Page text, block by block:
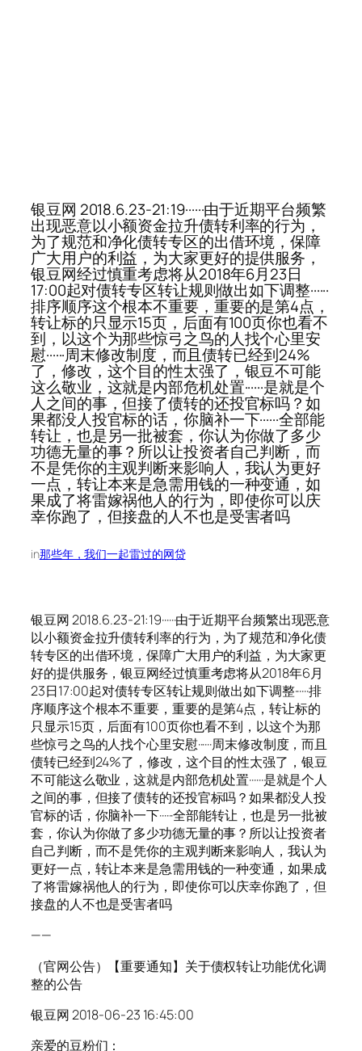
银豆网 2018.6.23-21:19······由于近期平台频繁
出现恶意以小额资金拉升债转利率的行为，
为了规范和净化债转专区的出借环境，保障
广大用户的利益，为大家更好的提供服务，
银豆网经过慎重考虑将从2018年6月23日
17:00起对债转专区转让规则做出如下调整······
排序顺序这个根本不重要，重要的是第4点，
转让标的只显示15页，后面有100页你也看不
到，以这个为那些惊弓之鸟的人找个心里安
慰······周末修改制度，而且债转已经到24%
了，修改，这个目的性太强了，银豆不可能
这么敬业，这就是内部危机处置······是就是个
人之间的事，但接了债转的还投官标吗？如
果都没人投官标的话，你脑补一下······全部能
转让，也是另一批被套，你认为你做了多少
功德无量的事？所以让投资者自己判断，而
不是凭你的主观判断来影响人，我认为更好
一点，转让本来是急需用钱的一种变通，如
果成了将雷嫁祸他人的行为，即使你可以庆
幸你跑了，但接盘的人不也是受害者吗
in那些年，我们一起雷过的网贷
银豆网 2018.6.23-21:19······由于近期平台频繁出现恶意
以小额资金拉升债转利率的行为，为了规范和净化债
转专区的出借环境，保障广大用户的利益，为大家更
好的提供服务，银豆网经过慎重考虑将从2018年6月
23日17:00起对债转专区转让规则做出如下调整······排
序顺序这个根本不重要，重要的是第4点，转让标的
只显示15页，后面有100页你也看不到，以这个为那
些惊弓之鸟的人找个心里安慰······周末修改制度，而且
债转已经到24%了，修改，这个目的性太强了，银豆
不可能这么敬业，这就是内部危机处置······是就是个人
之间的事，但接了债转的还投官标吗？如果都没人投
官标的话，你脑补一下······全部能转让，也是另一批被
套，你认为你做了多少功德无量的事？所以让投资者
自己判断，而不是凭你的主观判断来影响人，我认为
更好一点，转让本来是急需用钱的一种变通，如果成
了将雷嫁祸他人的行为，即使你可以庆幸你跑了，但
接盘的人不也是受害者吗
——
（官网公告）【重要通知】关于债权转让功能优化调
整的公告
银豆网 2018-06-23 16:45:00
亲爱的豆粉们：